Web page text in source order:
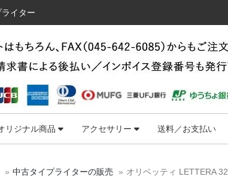
イター
リジナル商品 アクセサリー 送料／お支払い
中古タイプライターの販売 オリベッティ LETTERA 32